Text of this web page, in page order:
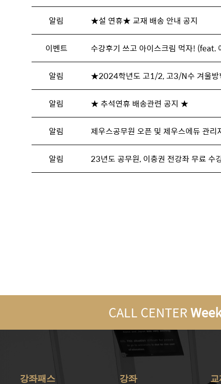
알림 ★설 연휴★ 교재 배송 안내 공지
이벤트 수강후기 쓰고 아이스크림 먹자!
알림 ★2024학년도 고1/2, 고3/N수 겨울
알림 ★ 추석연휴 배송관련 공지 ★
알림 제우스공무원 오픈 및 제우스에듀 관리
알림 23년도 공무원, 이충권 전강좌 무료 수
CALL CENTER
강좌패스 강좌 교